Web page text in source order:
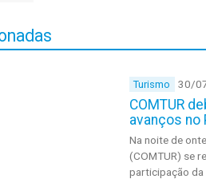
Turismo 30/
COMTUR
avanços no
Na noite de
(COMTUR) se
participação da